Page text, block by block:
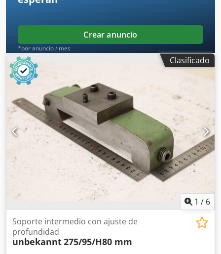
Crear anuncio
*por anuncio / mes
Clasificado
1 / 6
Soporte intermedio con ajuste de
profundidad
unbekannt275/95/H80 mm